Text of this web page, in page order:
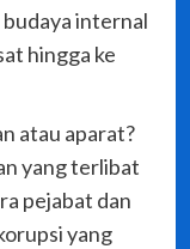
budaya internal
hingga ke
atau aparat?
yang terlibat
pejabat dan
yang